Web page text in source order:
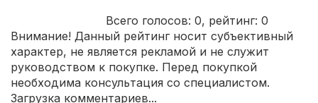
Всего голосов: 0, рейтинг: 0
Внимание! Данный рейтинг носит субъективный
характер, не является рекламой и не служит
руководством к покупке. Перед покупкой
необходима консультация со специалистом.
Загрузка комментариев...